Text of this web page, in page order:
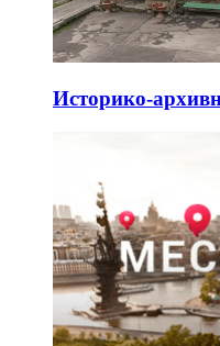
Историко-